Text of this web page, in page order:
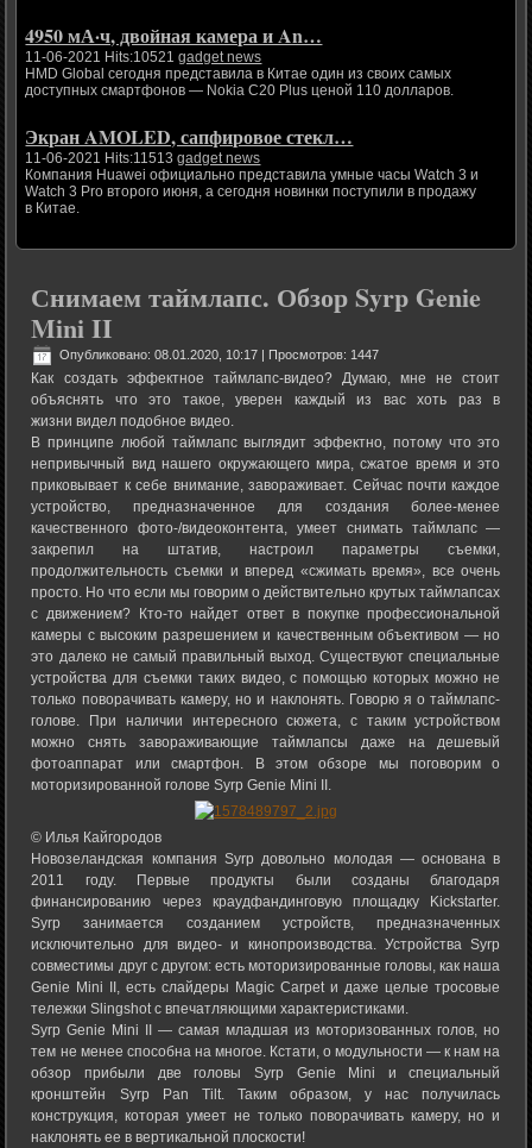
4950 мА·ч, двойная камера и An…
11-06-2021 Hits:10521gadget news
HMD Global сегодня представила в Китае один из своих самых
доступных смартфонов — Nokia C20 Plus ценой 110 долларов.
Экран AMOLED, сапфировое стекл…
11-06-2021 Hits:11513gadget news
Компания Huawei официально представила умные часы Watch 3 и
Watch 3 Pro второго июня, а сегодня новинки поступили в продажу
в Китае.
Снимаем таймлапс. Обзор Syrp Genie
Mini II
Опубликовано: 08.01.2020, 10:17 | Просмотров: 1447
Как создать эффектное таймлапс-видео? Думаю, мне не стоит
объяснять что это такое, уверен каждый из вас хоть раз в
жизни видел подобное видео.
В принципе любой таймлапс выглядит эффектно, потому что это
непривычный вид нашего окружающего мира, сжатое время и это
приковывает к себе внимание, завораживает. Сейчас почти каждое
устройство, предназначенное для создания более-менее
качественного фото-/видеоконтента, умеет снимать таймлапс —
закрепил на штатив, настроил параметры съемки,
продолжительность съемки и вперед «сжимать время», все очень
просто. Но что если мы говорим о действительно крутых таймлапсах
с движением? Кто-то найдет ответ в покупке профессиональной
камеры с высоким разрешением и качественным объективом — но
это далеко не самый правильный выход. Существуют специальные
устройства для съемки таких видео, с помощью которых можно не
только поворачивать камеру, но и наклонять. Говорю я о таймлапс-
голове. При наличии интересного сюжета, с таким устройством
можно снять завораживающие таймлапсы даже на дешевый
фотоаппарат или смартфон. В этом обзоре мы поговорим о
моторизированной голове Syrp Genie Mini II.
© Илья Кайгородов
Новозеландская компания Syrp довольно молодая — основана в
2011 году. Первые продукты были созданы благодаря
финансированию через краудфандинговую площадку Kickstarter.
Syrp занимается созданием устройств, предназначенных
исключительно для видео- и кинопроизводства. Устройства Syrp
совместимы друг с другом: есть моторизированные головы, как наша
Genie Mini II, есть слайдеры Magic Carpet и даже целые тросовые
тележки Slingshot с впечатляющими характеристиками.
Syrp Genie Mini II — самая младшая из моторизованных голов, но
тем не менее способна на многое. Кстати, о модульности — к нам на
обзор прибыли две головы Syrp Genie Mini и специальный
кронштейн Syrp Pan Tilt. Таким образом, у нас получилась
конструкция, которая умеет не только поворачивать камеру, но и
наклонять ее в вертикальной плоскости!